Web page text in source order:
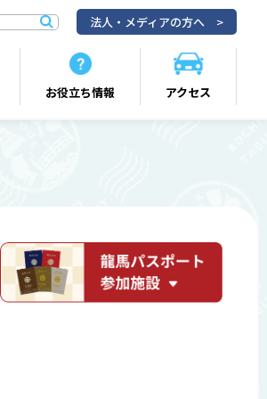
お役立ち情報 アクセス
法人・メディアの方へ